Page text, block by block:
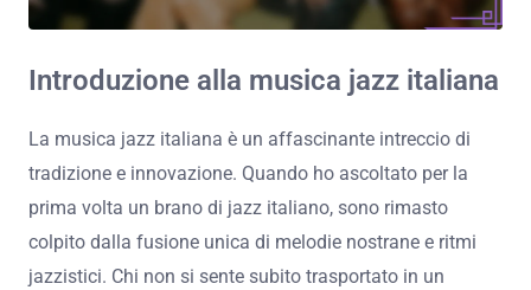
Introduzione alla musica jazz italiana
La musica jazz italiana è un affascinante intreccio di
tradizione e innovazione. Quando ho ascoltato per la
prima volta un brano di jazz italiano, sono rimasto
colpito dalla fusione unica di melodie nostrane e ritmi
jazzistici. Chi non si sente subito trasportato in un